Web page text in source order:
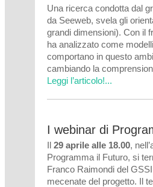
Una ricerca condotta dal
da Seeweb, svela gli
grandi dimensioni). Con il
ha analizzato come
comportano in questo
cambiando la
Leggi l’articolo!...
I webinar di
Il 29 aprile alle 18.00,
Programma il Futuro, si
Franco Raimondi del
mecenate del progetto. Il